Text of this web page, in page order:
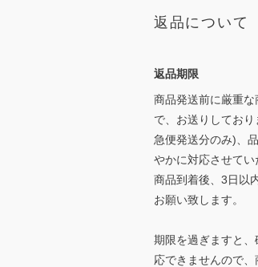
返品について
返品期限
商品発送前に厳重な
で、お送りしており
急便発送分のみ)、
やかに対応させてい
商品到着後、3日以
お願い致します。
期限を過ぎますと
応できませんので